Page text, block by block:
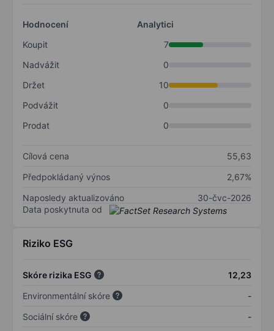
Hodnocení
Analytici
Koupit
7
Nadvážit
0
Držet
10
Podvážit
0
Prodat
0
Cílová cena
55,63
Předpokládaný výnos
2,67%
Naposledy aktualizováno
30-čvc-2026
Data poskytnuta od
Riziko ESG
Skóre rizika ESG
12,23
Environmentální skóre
-
Sociální skóre
-